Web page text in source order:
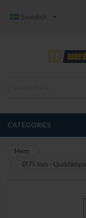
Swedish
CATEGORIES
Hem
Ø75 mm -